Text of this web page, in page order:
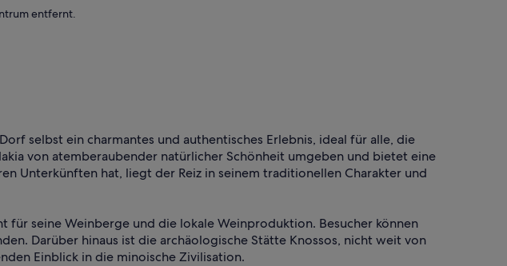
entfernt.
selbst ein charmantes und authentisches Erlebnis, ideal für alle, die
von atemberaubender natürlicher Schönheit umgeben und bietet eine
Unterkünften hat, liegt der Reiz in seinem traditionellen Charakter und
seine Weinberge und die lokale Weinproduktion. Besucher können
Darüber hinaus ist die archäologische Stätte Knossos, nicht weit von
Einblick in die minoische Zivilisation.